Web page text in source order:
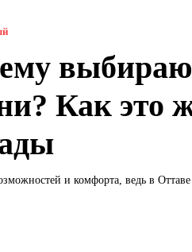
Как это
и комфорта, ведь в Оттаве